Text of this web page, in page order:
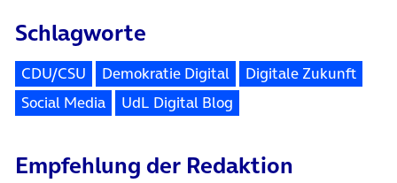
Schlagworte
CDU/CSU Demokratie Digital
Digitale Zukunft
Social Media
UdL Digital Blog
Empfehlung der Redaktion